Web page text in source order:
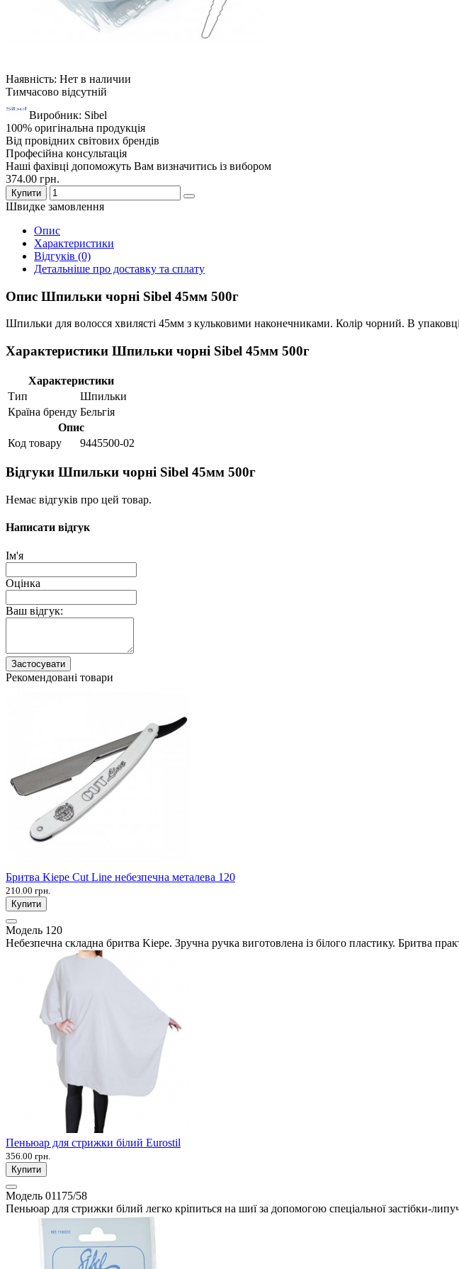
Наявність: Нет в наличии
Тимчасово відсутній
Виробник: Sibel
100% оригінальна продукція
Від провідних світових брендів
Професійна консультація
Наші фахівці допоможуть Вам визначитись із вибором
374.00 грн.
Купити
Швидке замовлення
Опис
Характеристики
Відгуків (0)
Детальніше про доставку та сплату
Опис Шпильки чорні Sibel 45мм 500г
Шпильки для волосся хвилясті 45мм з кульковими наконечниками. Колір чорний. В
Характеристики Шпильки чорні Sibel 45мм 500г
Характеристики
Тип
Шпильки
Країна бренду Бельгія
Опис
Код товару
9445500-02
Відгуки Шпильки чорні Sibel 45мм 500г
Немає відгуків про цей товар.
Написати відгук
Ім'я
Оцінка
Ваш відгук:
Застосувати
Рекомендовані товари
Бритва Kiepe Cut Line небезпечна металева 120
210.00 грн.
Купити
Модель 120
Небезпечна складна бритва Kiepe. Зручна ручка виготовлена ​​із білого пластику. Бритва
Пеньюар для стрижки білий Eurostil
356.00 грн.
Купити
Модель 01175/58
Пеньюар для стрижки білий легко кріпиться на шиї за допомогою спеціальної застібки-